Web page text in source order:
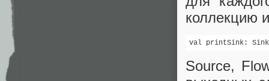
коллекцию
val printSink:
Source,